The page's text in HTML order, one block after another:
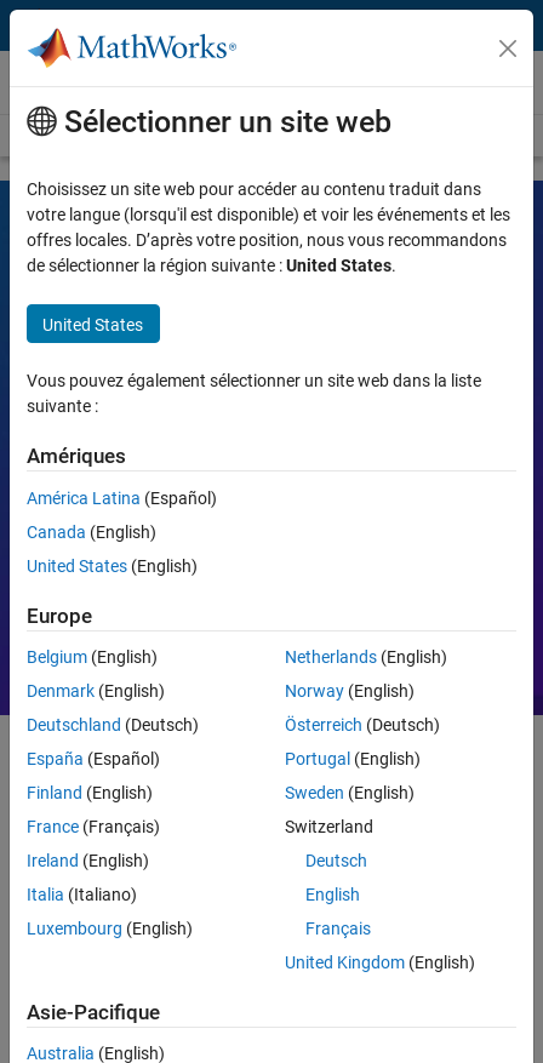
Passer au contenu
Vidéos
Vidéos Recherche
Vidéos MATLAB et Simulink
Découvrez les outils, leurs fonctionnalités et comment ils aident les
ingénieurs et les scientifiques dans leur travail.
Recherche
MATLAB
Pour débuter
Introduction à MATLAB
Sélectionner un site web
Choisissez un site web pour accéder au contenu traduit dans
votre langue (lorsqu'il est disponible) et voir les événements et les
offres locales. D’après votre position, nous vous recommandons
de sélectionner la région suivante :United States.
United States
Vous pouvez également sélectionner un site web dans la liste
suivante :
Amériques
América Latina (Español)
Canada (English)
United States (English)
Europe
Belgium (English)
Denmark (English)
Deutschland (Deutsch)
España (Español)
Finland (English)
France (Français)
Ireland (English)
Italia (Italiano)
Luxembourg (English)
Netherlands(English)
Norway(English)
Österreich (Deutsch)
Portugal (English)
Sweden (English)
Switzerland
Deutsch
English
Français
United Kingdom(English)
Asie-Pacifique
Australia (English)